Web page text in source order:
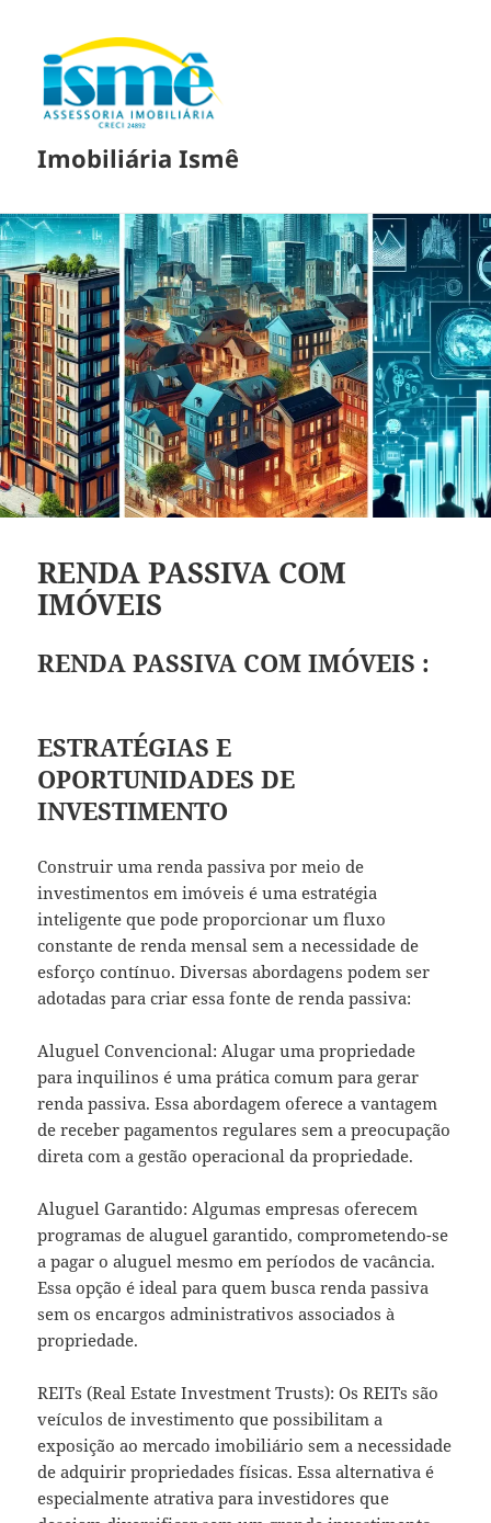
Imobiliária Ismê
RENDA PASSIVA COM
IMÓVEIS
RENDA PASSIVA COM IMÓVEIS :
ESTRATÉGIAS E
OPORTUNIDADES DE
INVESTIMENTO
Construir uma renda passiva por meio de
investimentos em imóveis é uma estratégia
inteligente que pode proporcionar um fluxo
constante de renda mensal sem a necessidade de
esforço contínuo. Diversas abordagens podem ser
adotadas para criar essa fonte de renda passiva:
Aluguel Convencional: Alugar uma propriedade
para inquilinos é uma prática comum para gerar
renda passiva. Essa abordagem oferece a vantagem
de receber pagamentos regulares sem a preocupação
direta com a gestão operacional da propriedade.
Aluguel Garantido: Algumas empresas oferecem
programas de aluguel garantido, comprometendo-se
a pagar o aluguel mesmo em períodos de vacância.
Essa opção é ideal para quem busca renda passiva
sem os encargos administrativos associados à
propriedade.
REITs (Real Estate Investment Trusts): Os REITs são
veículos de investimento que possibilitam a
exposição ao mercado imobiliário sem a necessidade
de adquirir propriedades físicas. Essa alternativa é
especialmente atrativa para investidores que